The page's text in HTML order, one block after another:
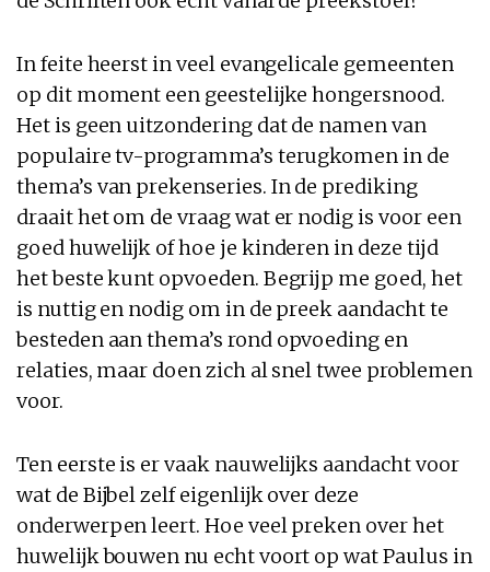
In feite heerst in veel evangelicale gemeenten
op dit moment een geestelijke hongersnood.
Het is geen uitzondering dat de namen van
populaire tv-programma’s terugkomen in de
thema’s van prekenseries. In de prediking
draait het om de vraag wat er nodig is voor een
goed huwelijk of hoe je kinderen in deze tijd
het beste kunt opvoeden. Begrijp me goed, het
is nuttig en nodig om in de preek aandacht te
besteden aan thema’s rond opvoeding en
relaties, maar doen zich al snel twee problemen
voor.
Ten eerste is er vaak nauwelijks aandacht voor
wat de Bijbel zelf eigenlijk over deze
onderwerpen leert. Hoe veel preken over het
huwelijk bouwen nu echt voort op wat Paulus in